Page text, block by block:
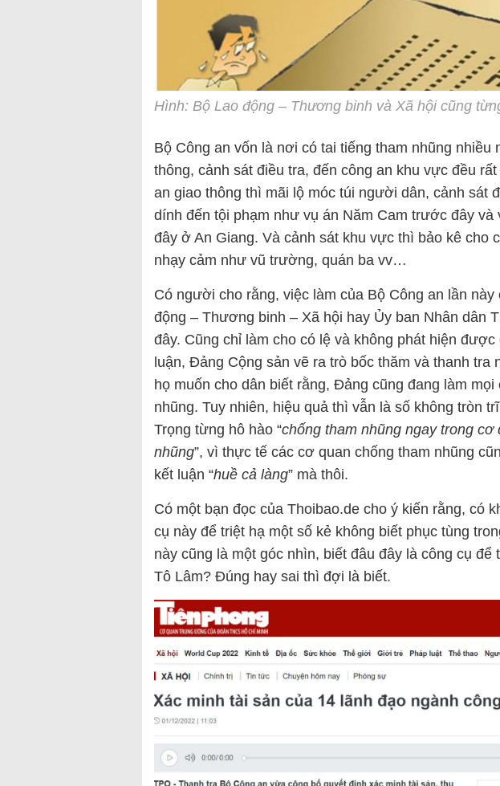
Hình: Bộ Lao động – Thương binh và Xã hội cũng
Bộ Công an vốn là nơi có tai tiếng tham nhũng nhiều
thông, cảnh sát điều tra, đến công an khu vực đều
an giao thông thì mãi lộ móc túi người dân, cảnh sát
dính đến tội phạm như vụ án Năm Cam trước đây
đây ở An Giang. Và cảnh sát khu vực thì bảo kê cho
nhạy cảm như vũ trường, quán ba vv…
Có người cho rằng, việc làm của Bộ Công an lần
động – Thương binh – Xã hội hay Ủy ban Nhân dân
đây. Cũng chỉ làm cho có lệ và không phát hiện
luận, Đảng Cộng sản vẽ ra trò bốc thăm và thanh tra
họ muốn cho dân biết rằng, Đảng cũng đang làm mọi
nhũng. Tuy nhiên, hiệu quả thì vẫn là số không tròn
Trọng từng hô hào “chống tham nhũng ngay trong cơ
nhũng”, vì thực tế các cơ quan chống tham nhũng
kết luận “huề cả làng” mà thôi.
Có một bạn đọc của Thoibao.de cho ý kiến rằng, có
cụ này để triệt hạ một số kẻ không biết phục tùng
này cũng là một góc nhìn, biết đâu đây là công cụ để
Tô Lâm? Đúng hay sai thì đợi là biết.